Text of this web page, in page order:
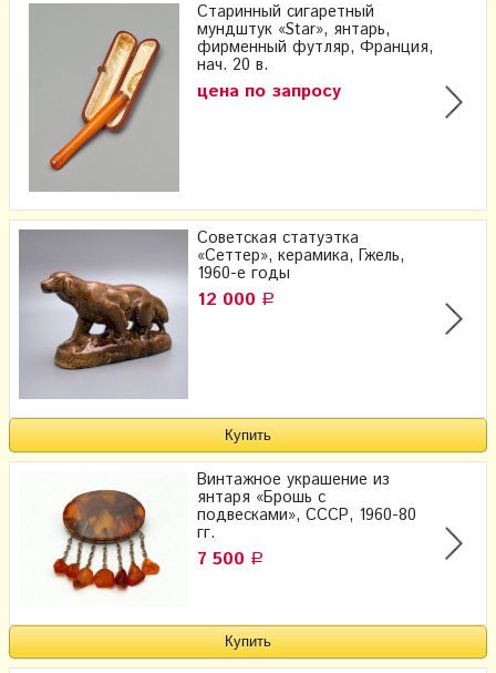
Старинный сигаретный
мундштук «Star», янтарь,
фирменный футляр, Франция,
нач. 20 в.
цена по запросу
Советская статуэтка
«Сеттер», керамика, Гжель,
1960-е годы
12 000 Р
Винтажное украшение из
янтаря «Брошь с
подвесками», СССР, 1960-80
гг.
7 500 Р